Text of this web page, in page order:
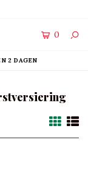
0
2 DAGEN